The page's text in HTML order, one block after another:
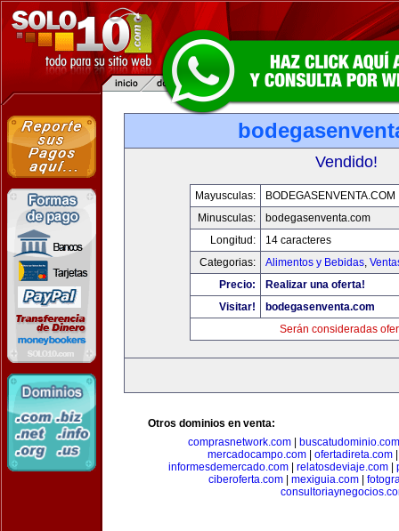
Vendido!
Mayusculas:
BODEGASENVENTA.COM
Minusculas:
bodegasenventa.com
Longitud:
14 caracteres
Categorias:
Alimentos y Bebidas,
Precio:
Realizar una oferta!
Visitar!
bodegasenventa.com
Serán consideradas
Otros dominios en venta:
comprasnetwork.com
buscatudominio.com
mercadocampo.com| ofertadireta.com
informesdemercado.com| relatosdeviaje.com|
ciberoferta.com
mexiguia.com